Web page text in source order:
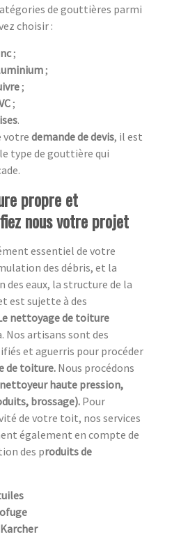
de gouttières parmi
choisir :
;
;
;
;
.
votre demande de devis, il est
type de gouttière qui
propre et
nous votre projet
essentiel de votre
des débris, et la
des eaux, la structure de la
est sujette à des
nettoyage de toiture
Nos artisans sont des
et aguerris pour procéder
de toiture.Nous procédons
nettoyeur haute pression,
brossage). Pour
de votre toit, nos services
également en compte de
des produits de